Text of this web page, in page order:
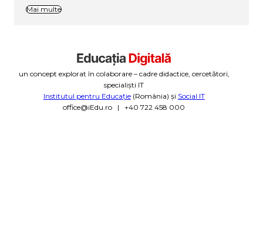
Mai multe
un concept explorat în colaborare – cadre didactice, cercetători,
specialiști IT
Institutul pentru Educație(România) și Social IT
office@iEdu.ro | +40 722 458 000